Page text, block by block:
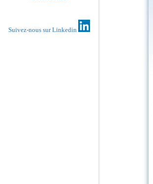
Suivez-nous sur Linkedin